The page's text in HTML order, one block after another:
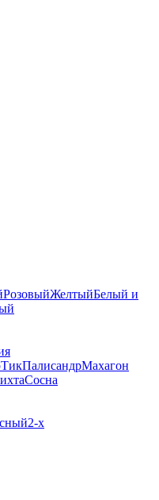
РозовыйЖелтыйБелый и
ТикПалисандрМахагон
Сосна
2-х